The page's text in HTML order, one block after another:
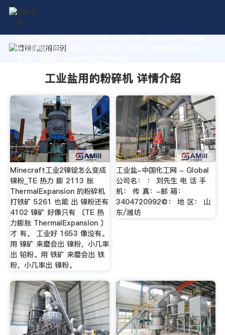
作为专业的 工业盐用的粉碎机 制造厂家，我们致力于为您量
身定制高价值的粉体加工系统方案。获取厂家直销报价及技术
工业盐用的粉碎机 详情介绍
Minecraft工业2镍锭怎么变成
镍粉_TE 热力 膨 2113 胀
ThermalExpansion 的粉碎机
打铁矿 5261 也能 出 镍粉还有
4102 镍矿 好像只有 〔TE 热
力膨胀 ThermalExpansion 〕
才 有。 工业好 1653 像没有。
用 镍矿 来磨会出 镍粉，小几率
出 铂粉。用 铁矿 来磨会出 铁
粉，小几率出 镍粉。
工业盐-中国化工网 - Global
公司名： ： 刘先生 电 话 手
机： 传 真：-邮 箱：
3404720992@： 地 区： 山
东/潍坊